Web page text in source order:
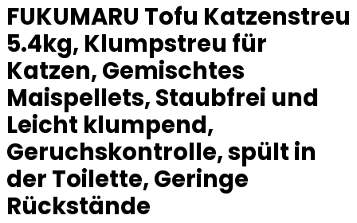
FUKUMARU Tofu Katzenstreu
5.4kg, Klumpstreu für
Katzen, Gemischtes
Maispellets, Staubfrei und
Leicht klumpend,
Geruchskontrolle, spült in
der Toilette, Geringe
Rückstände